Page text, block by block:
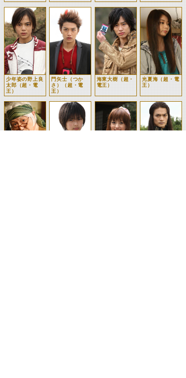
少年姿の野上良
太郎（超・電
王）
門矢士（つか
さ）（超・電
王）
海東大樹（超・
電王）
光夏海（超・電
王）